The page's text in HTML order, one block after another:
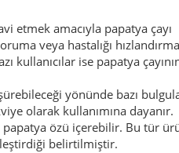
etmek amacıyla papatya çayı
veya hastalığı hızlandırma
kullanıcılar ise papatya
yönünde bazı
olarak kullanımına dayanır.
özü içerebilir. Bu tür
belirtilmiştir.